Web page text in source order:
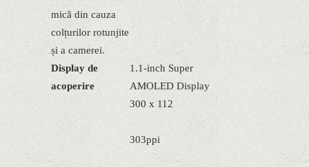
mică din cauza
colțurilor rotunjite
și a camerei.
Display de
acoperire
1.1-inch Super
AMOLED Display
300 x 112
303ppi